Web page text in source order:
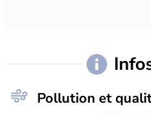
Pollution et